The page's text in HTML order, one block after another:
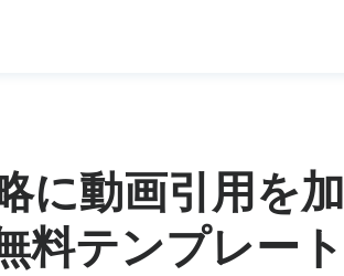
に動画引用を加
料テンプレート